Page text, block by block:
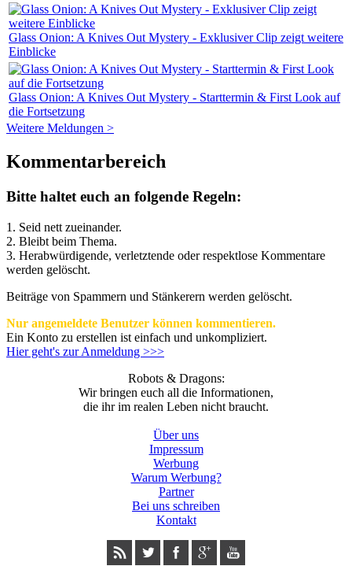
Glass Onion: A Knives Out Mystery - Exklusiver Clip zeigt weitere
Einblicke
Glass Onion: A Knives Out Mystery - Starttermin & First Look auf
die Fortsetzung
Weitere Meldungen >
Kommentarbereich
Bitte haltet euch an folgende Regeln:
1. Seid nett zueinander.
2. Bleibt beim Thema.
3. Herabwürdigende, verletztende oder respektlose Kommentare
werden gelöscht.
Beiträge von Spammern und Stänkerern werden gelöscht.
Nur angemeldete Benutzer können kommentieren.
Ein Konto zu erstellen ist einfach und unkompliziert.
Hier geht's zur Anmeldung >>>
Robots & Dragons:
Wir bringen euch all die Informationen,
die ihr im realen Leben nicht braucht.
Über uns
Impressum
Werbung
Warum Werbung?
Partner
Bei uns schreiben
Kontakt